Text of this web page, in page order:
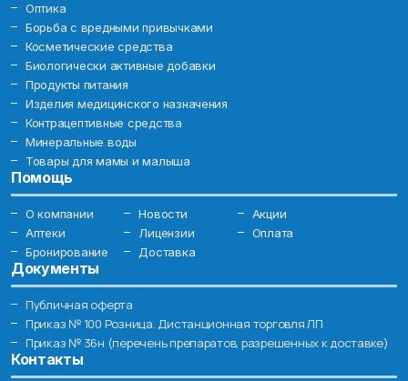
Оптика
Борьба с вредными привычками
Косметические средства
Биологически активные добавки
Продукты питания
Изделия медицинского назначения
Контрацептивные средства
Минеральные воды
Товары для мамы и малыша
Помощь
О компании Новости
Акции
Аптеки
Лицензии
Оплата
Бронирование
Доставка
Документы
Публичная оферта
Приказ № 100 Розница. Дистанционная торговля ЛП
Приказ № 36н (перечень препаратов, разрешенных к доставке)
Контакты